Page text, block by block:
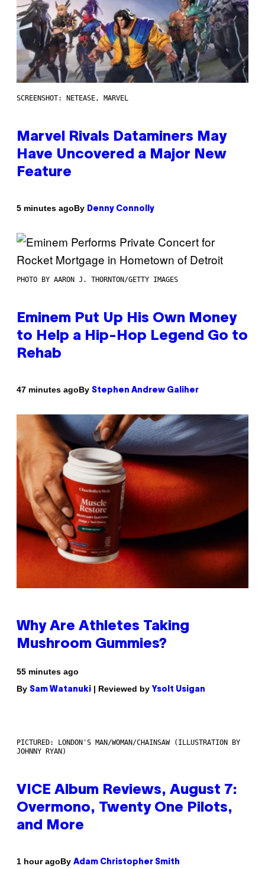
SCREENSHOT: NETEASE, MARVEL
Marvel Rivals Dataminers May
Have Uncovered a Major New
Feature
5 minutes agoBy Denny Connolly
PHOTO BY AARON J. THORNTON/GETTY IMAGES
Eminem Put Up His Own Money
to Help a Hip-Hop Legend Go to
Rehab
47 minutes agoBy Stephen Andrew Galiher
Why Are Athletes Taking
Mushroom Gummies?
55 minutes ago
By Sam Watanuki | Reviewed by Ysolt Usigan
PICTURED: LONDON'S MAN/WOMAN/CHAINSAW (ILLUSTRATION BY
JOHNNY RYAN)
VICE Album Reviews, August 7:
Overmono, Twenty One Pilots,
and More
1 hour agoBy Adam Christopher Smith